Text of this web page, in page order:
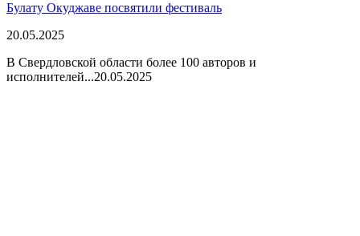
Булату Окуджаве посвятили фестиваль
20.05.2025
В Свердловской области более 100 авторов и
исполнителей...20.05.2025